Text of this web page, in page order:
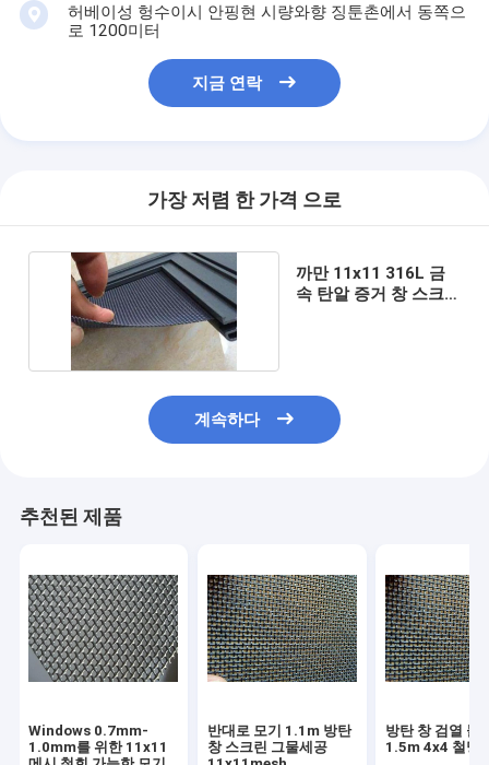
허베이성 헝수이시 안핑현 시량와향 징툰촌에서 동쪽으
로 1200미터
지금 연락
가장 저렴 한 가격 으로
까만 11x11 316L 금
속 탄알 증거 창 스크
계속하다
추천된 제품
Windows 0.7mm-
1.0mm를 위한 11x11
반대로 모기 1.1m 방탄
창 스크린 그물세공
방탄 창 검열 물
1.5m 4x4 철망